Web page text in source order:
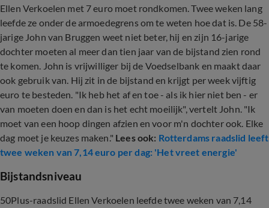
Ellen Verkoelen met 7 euro moet rondkomen. Twee weken lang
leefde ze onder de armoedegrens om te weten hoe dat is. De 58-
jarige John van Bruggen weet niet beter, hij en zijn 16-jarige
dochter moeten al meer dan tien jaar van de bijstand zien rond
te komen. John is vrijwilliger bij de Voedselbank en maakt daar
ook gebruik van. Hij zit in de bijstand en krijgt per week vijftig
euro te besteden. "Ik heb het af en toe - als ik hier niet ben - er
van moeten doen en dan is het echt moeilijk", vertelt John. "Ik
moet van een hoop dingen afzien en voor m'n dochter ook. Elke
dag moet je keuzes maken." Lees ook: Rotterdams raadslid leeft
twee weken van 7,14 euro per dag: 'Het vreet energie'
Bijstandsniveau
50Plus-raadslid Ellen Verkoelen leefde twee weken van 7,14